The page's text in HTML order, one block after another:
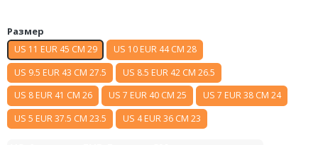
Размер
US 11 EUR 45 CM 29
US 10 EUR 44 CM 28
US 9.5 EUR 43 CM 27.5
US 8.5 EUR 42 CM 26.5
US 8 EUR 41 CM 26
US 7 EUR 40 CM 25
US 7 EUR 38 CM 24
US 5 EUR 37.5 CM 23.5
US 4 EUR 36 CM 23
Air Jordan 23